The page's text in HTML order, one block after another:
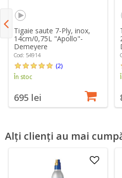
Tigaie saute 7-Ply, inox,
14cm/0,75L "Apollo"-
Demeyere
Cod: 54914
(2)
În stoc
695 lei
Alți clienți au mai